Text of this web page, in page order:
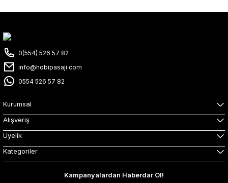
0(554) 526 57 82
info@hobipasaji.com
0554 526 57 82
Kurumsal
Alışveriş
Üyelik
Kategoriler
Kampanyalardan Haberdar Ol!